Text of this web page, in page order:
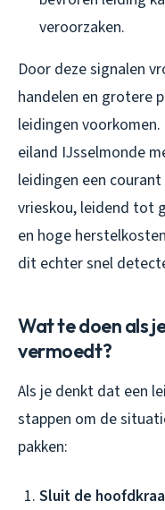
veroorzaken.
Door deze signalen
handelen en grotere
leidingen
eiland IJsselmonde
leidingen een
vrieskou, leidend tot
en hoge
dit echter snel
Wat te doen als
vermoedt?
Als je denkt dat een
stappen om de
pakken:
Sluit de